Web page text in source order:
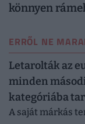
könnyen
ERRŐL NE
Letarolták az
minden
kategóriába
A saját márkás